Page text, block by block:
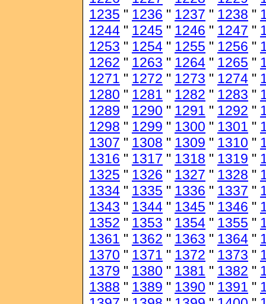
1235 " 1236 " 1237 " 1238 "
1244 " 1245 " 1246 " 1247 "
1253 " 1254 " 1255 " 1256 "
1262 " 1263 " 1264 " 1265 "
1271 " 1272 " 1273 " 1274 "
1280 " 1281 " 1282 " 1283 "
1289 " 1290 " 1291 " 1292 "
1298 " 1299 " 1300 " 1301 "
1307 " 1308 " 1309 " 1310 "
1316 " 1317 " 1318 " 1319 "
1325 " 1326 " 1327 " 1328 "
1334 " 1335 " 1336 " 1337 "
1343 " 1344 " 1345 " 1346 "
1352 " 1353 " 1354 " 1355 "
1361 " 1362 " 1363 " 1364 "
1370 " 1371 " 1372 " 1373 "
1379 " 1380 " 1381 " 1382 "
1388 " 1389 " 1390 " 1391 "